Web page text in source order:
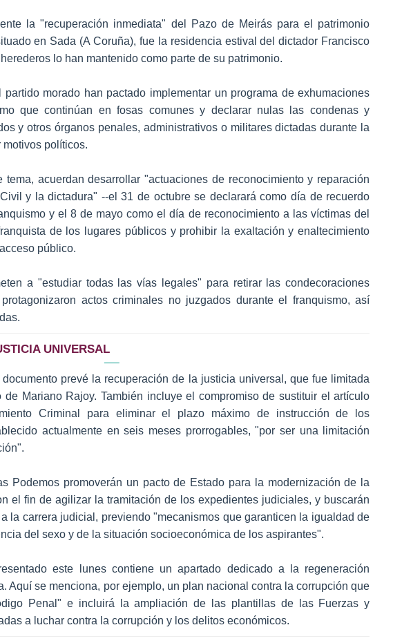
la "recuperación inmediata" del Pazo de Meirás para el patrimonio
en Sada (A Coruña), fue la residencia estival del dictador Francisco
lo han mantenido como parte de su patrimonio.
morado han pactado implementar un programa de exhumaciones
que continúan en fosas comunes y declarar nulas las condenas y
y otros órganos penales, administrativos o militares dictadas durante la
políticos.
tema, acuerdan desarrollar "actuaciones de reconocimiento y reparación
y la dictadura" --el 31 de octubre se declarará como día de recuerdo
y el 8 de mayo como el día de reconocimiento a las víctimas del
de los lugares públicos y prohibir la exaltación y enaltecimiento
público.
a "estudiar todas las vías legales" para retirar las condecoraciones
actos criminales no juzgados durante el franquismo, así
UNIVERSAL
prevé la recuperación de la justicia universal, que fue limitada
Mariano Rajoy. También incluye el compromiso de sustituir el artículo
Criminal para eliminar el plazo máximo de instrucción de los
actualmente en seis meses prorrogables, "por ser una limitación
Podemos promoverán un pacto de Estado para la modernización de la
el fin de agilizar la tramitación de los expedientes judiciales, y buscarán
la carrera judicial, previendo "mecanismos que garanticen la igualdad de
del sexo y de la situación socioeconómica de los aspirantes".
este lunes contiene un apartado dedicado a la regeneración
Aquí se menciona, por ejemplo, un plan nacional contra la corrupción que
Penal" e incluirá la ampliación de las plantillas de las Fuerzas y
a luchar contra la corrupción y los delitos económicos.